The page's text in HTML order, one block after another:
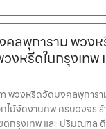
ลพุการาม พวง
งหรีดในกรุงเทพ
พวงหรีดวัดมงคลพุการา
ไม้จัดงานศพ ครบวงจร
กรุงเทพ และ ปริมณฑล ดี